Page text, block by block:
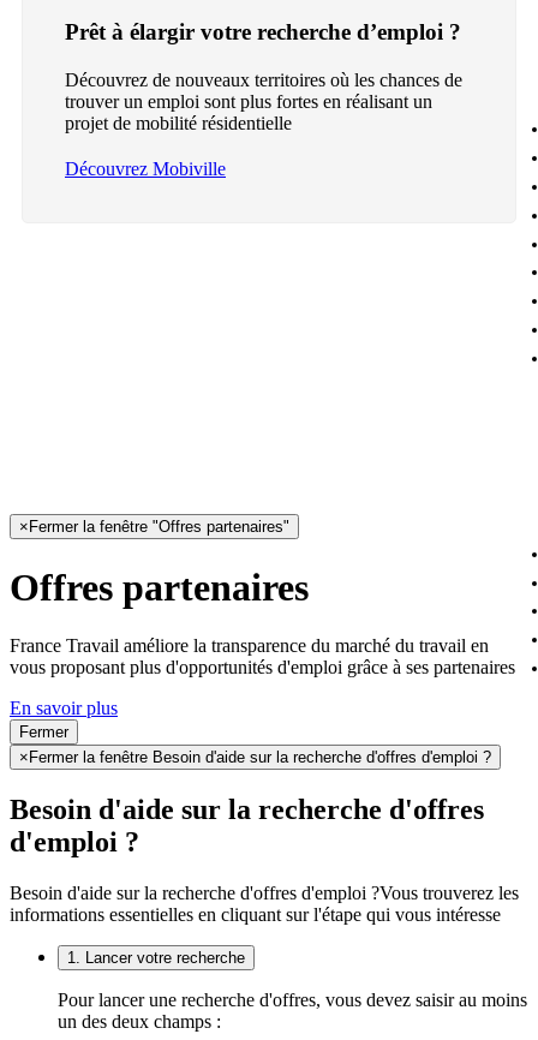
Prêt à élargir votre recherche d’emploi ?
Découvrez de nouveaux territoires où les chances de
trouver un emploi sont plus fortes en réalisant un
projet de mobilité résidentielle
Découvrez Mobiville
× Fermer la fenêtre "Offres partenaires"
Offres partenaires
France Travail améliore la transparence du marché du travail en
vous proposant plus d'opportunités d'emploi grâce à ses partenaires
En savoir plus
Fermer
× Fermer la fenêtre Besoin d'aide sur la recherche d'offres d'emploi ?
Besoin d'aide sur la recherche d'offres
d'emploi ?
Besoin d'aide sur la recherche d'offres d'emploi ?Vous trouverez les
informations essentielles en cliquant sur l'étape qui vous intéresse
1. Lancer votre recherche
Pour lancer une recherche d'offres, vous devez saisir au moins
un des deux champs :